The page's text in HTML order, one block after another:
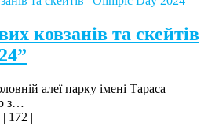
ковзанів та скейтів
алеї парку імені Тараса
з…
| 172 |